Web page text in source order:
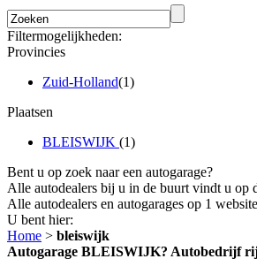
Filtermogelijkheden:
Provincies
Zuid-Holland(1)
Plaatsen
BLEISWIJK (1)
Bent u op zoek naar een autogarage?
Alle autodealers bij u in de buurt vindt u op
Alle autodealers en autogarages op 1
U bent hier:
Home > bleiswijk
Autogarage BLEISWIJK? Autobedrijf